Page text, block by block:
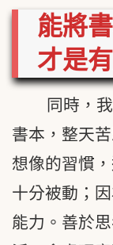
能將
才是
同時，
書本，整天
想像的習慣
十分被動；
能力。善於